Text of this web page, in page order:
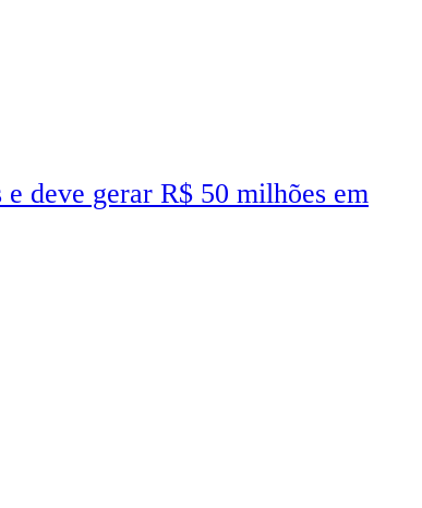
e deve gerar R$ 50 milhões em